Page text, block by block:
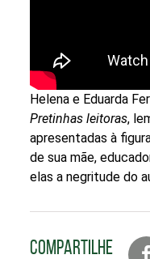
Helena e Eduarda
Pretinhas leitoras,
apresentadas à
de sua mãe,
elas a negritude do
COMPARTILHELista